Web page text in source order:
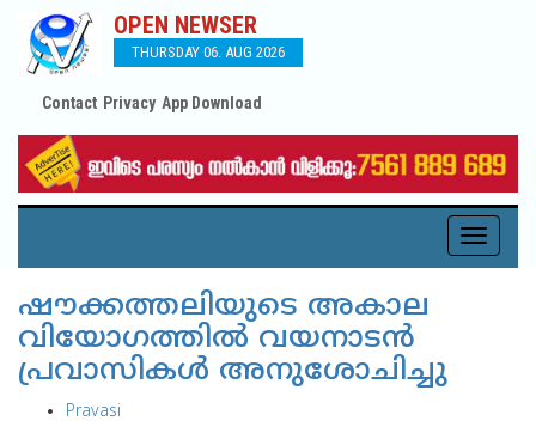
OPEN NEWSER
THURSDAY 06. AUG 2026
Contact Privacy App Download
Toggle
ഷൗക്കത്തലിയുടെ അകാല
വിയോഗത്തില്‍ വയനാടന്‍
പ്രവാസികള്‍ അനുശോചിച്ചു
Pravasi